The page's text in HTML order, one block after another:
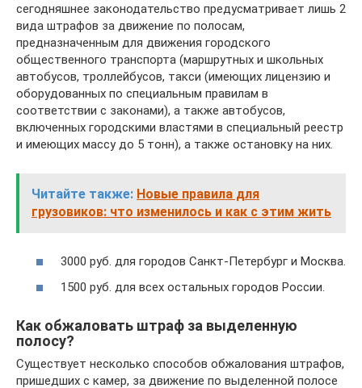
сегодняшнее законодательство предусматривает лишь 2
вида штрафов за движение по полосам,
предназначенным для движения городского
общественного транспорта (маршрутных и школьных
автобусов, троллейбусов, такси (имеющих лицензию и
оборудованных по специальным правилам в
соответствии с законами), а также автобусов,
включенных городскими властями в специальный реестр
и имеющих массу до 5 тонн), а также остановку на них.
Читайте также: Новые правила для
грузовиков: что изменилось и как с этим жить
3000 руб. для городов Санкт-Петербург и Москва.
1500 руб. для всех остальных городов России.
Как обжаловать штраф за выделенную
полосу?
Существует несколько способов обжалования штрафов,
пришедших с камер, за движение по выделенной полосе